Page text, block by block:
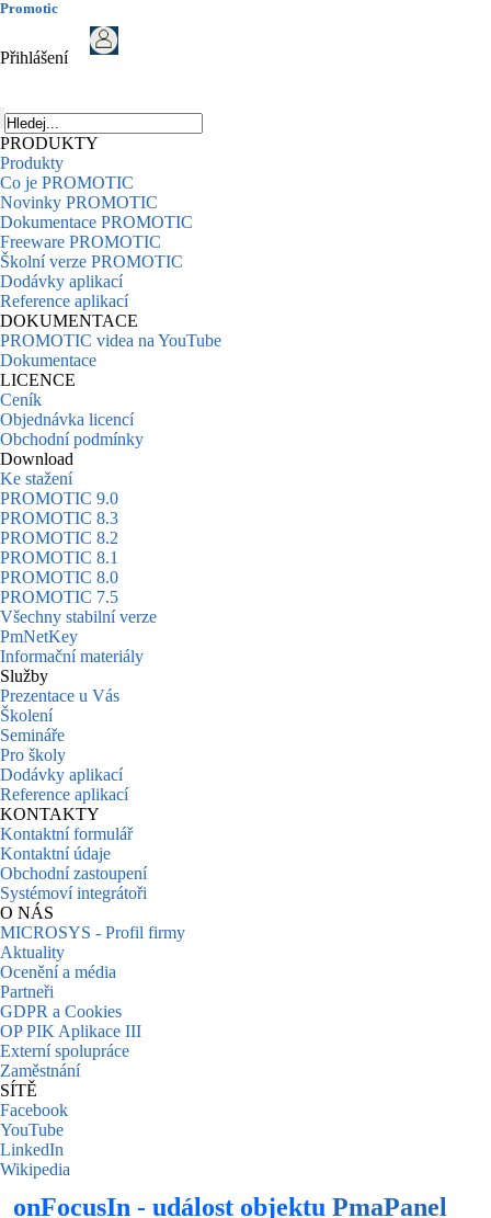
Promotic
Přihlášení
PRODUKTY
Produkty
Co je PROMOTIC
Novinky PROMOTIC
Dokumentace PROMOTIC
Freeware PROMOTIC
Školní verze PROMOTIC
Dodávky aplikací
Reference aplikací
DOKUMENTACE
PROMOTIC videa na YouTube
Dokumentace
LICENCE
Ceník
Objednávka licencí
Obchodní podmínky
Download
Ke stažení
PROMOTIC 9.0
PROMOTIC 8.3
PROMOTIC 8.2
PROMOTIC 8.1
PROMOTIC 8.0
PROMOTIC 7.5
Všechny stabilní verze
PmNetKey
Informační materiály
Služby
Prezentace u Vás
Školení
Semináře
Pro školy
Dodávky aplikací
Reference aplikací
KONTAKTY
Kontaktní formulář
Kontaktní údaje
Obchodní zastoupení
Systémoví integrátoři
O NÁS
MICROSYS - Profil firmy
Aktuality
Ocenění a média
Partneři
GDPR a Cookies
OP PIK Aplikace III
Externí spolupráce
Zaměstnání
SÍTĚ
Facebook
YouTube
LinkedIn
Wikipedia
onFocusIn - událost objektu PmaPanel